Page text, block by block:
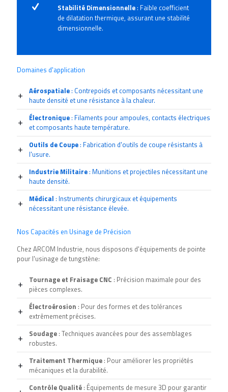
Stabilité Dimensionnelle : Faible coefficient
de dilatation thermique, assurant une stabilité
dimensionnelle.
Domaines d'application
Aérospatiale : Contrepoids et composants nécessitant une
haute densité et une résistance à la chaleur.
Électronique : Filaments pour ampoules, contacts électriques
et composants haute température.
Outils de Coupe : Fabrication d'outils de coupe résistants à
l'usure.
Industrie Militaire : Munitions et projectiles nécessitant une
haute densité.
Médical : Instruments chirurgicaux et équipements
nécessitant une résistance élevée.
Nos Capacités en Usinage de Précision
Chez ARCOM Industrie, nous disposons d'équipements de pointe
pour l'usinage de tungstène:
Tournage et Fraisage CNC : Précision maximale pour des
pièces complexes.
Électroérosion : Pour des formes et des tolérances
extrêmement précises.
Soudage : Techniques avancées pour des assemblages
robustes.
Traitement Thermique : Pour améliorer les propriétés
mécaniques et la durabilité.
Contrôle Qualité : Équipements de mesure 3D pour garantir